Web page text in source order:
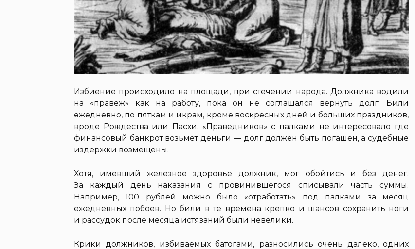
Избиение происходило на площади, при стечении народа. Должника водили
на «правеж» как на работу, пока он не соглашался вернуть долг. Били
ежедневно, по пяткам и икрам, кроме воскресных дней и больших праздников,
вроде Рождества или Пасхи. «Праведников» с палками не интересовало где
финансовый банкрот возьмет деньги — долг должен быть погашен, а судебные
издержки возмещены.
Хотя, имевший железное здоровье должник, мог обойтись и без денег.
За каждый день наказания с провинившегося списывали часть суммы.
Например, 100 рублей можно было «отработать» под палками за месяц
ежедневных побоев. Но били в те времена крепко и шансов сохранить ноги
и рассудок после месяца истязаний были невелики.
Крики должников, избиваемых батогами, разносились очень далеко, одних